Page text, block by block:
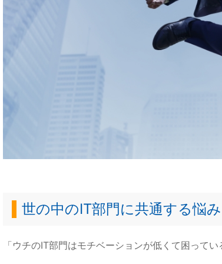
世の中のIT部門に共通する悩み
「ウチのIT部門はモチベーションが低くて困ってい